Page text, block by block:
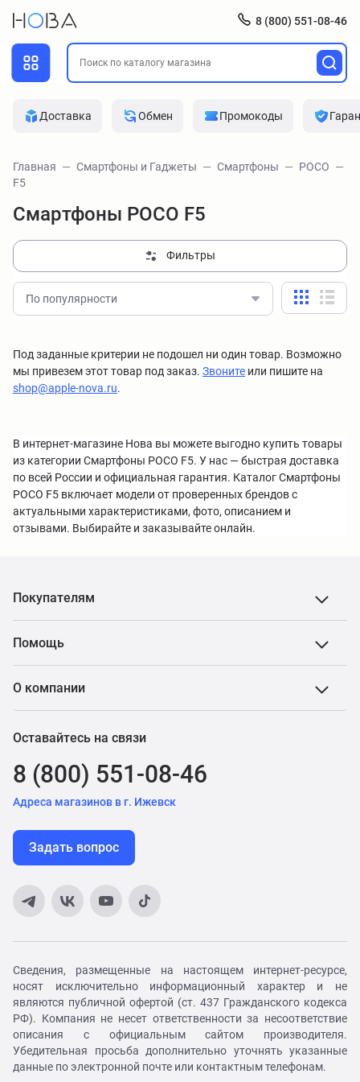
8 (800) 551-08-46
Доставка Обмен Промокоды
Главная Смартфоны и Гаджеты Смартфоны
POCO
F5
Смартфоны POCO F5
Фильтры
По популярности
Под заданные критерии не подошел ни один товар. Возможно
мы привезем этот товар под заказ. Звоните или пишите на
shop@apple-nova.ru.
В интернет-магазине Нова вы можете выгодно купить товары
из категории Смартфоны POCO F5. У нас — быстрая доставка
по всей России и официальная гарантия. Каталог Смартфоны
POCO F5 включает модели от проверенных брендов с
актуальными характеристиками, фото, описанием и
отзывами. Выбирайте и заказывайте онлайн.
Покупателям
Помощь
О компании
Оставайтесь на связи
8 (800) 551-08-46
Адреса магазинов в г. Ижевск
Задать вопрос
Сведения, размещенные на настоящем интернет-ресурсе,
носят исключительно информационный характер и не
являются публичной офертой (ст. 437 Гражданского кодекса
РФ). Компания не несет ответственности за несоответствие
описания с официальным сайтом производителя.
Убедительная просьба дополнительно уточнять указанные
данные по электронной почте или контактным телефонам.